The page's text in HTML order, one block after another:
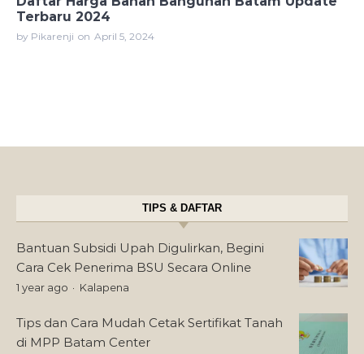
Terbaru 2024
by Pikarenji on April 5, 2024
TIPS & DAFTAR
Bantuan Subsidi Upah Digulirkan, Begini
Cara Cek Penerima BSU Secara Online
1 year ago Kalapena
Tips dan Cara Mudah Cetak Sertifikat Tanah
di MPP Batam Center